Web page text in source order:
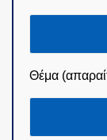
Θέμα